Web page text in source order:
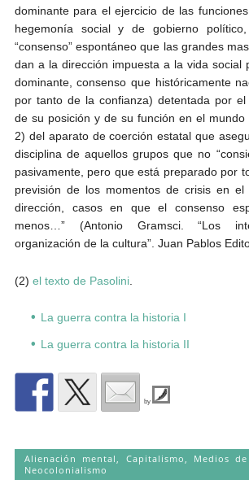
dominante para el ejercicio de las
hegemonía social y de gobierno
“consenso” espontáneo que las grandes
dan a la dirección impuesta a la vida social
dominante, consenso que históricamente
por tanto de la confianza) detentada por el
de su posición y de su función en el
2) del aparato de coerción estatal que
disciplina de aquellos grupos que no
pasivamente, pero que está preparado por
previsión de los momentos de crisis en
dirección, casos en que el consenso
menos…” (Antonio Gramsci. “Los
organización de la cultura”. Juan Pablos
(2) el texto de Pasolini.
La guerra contra la historia I
La guerra contra la historia II
by
Alienación mental Capitalismo Medios
Neocolonialismo